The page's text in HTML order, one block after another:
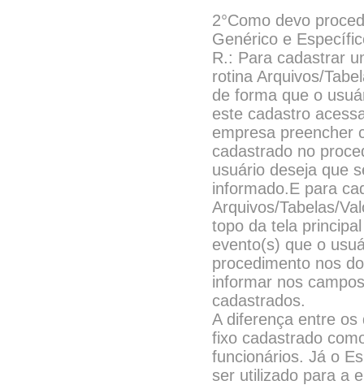
2°Como devo
Genérico e
R.: Para cadastrar
rotina Arquivos/
de forma que o
este cadastro
empresa preencher
cadastrado no
usuário deseja que
informado.E para
Arquivos/Tabelas/
topo da tela
evento(s) que o
procedimento nos
informar nos
cadastrados.
A diferença entre os
fixo cadastrado
funcionários. Já o
ser utilizado para a